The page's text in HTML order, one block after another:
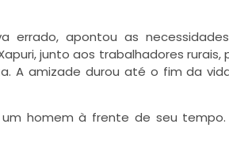
errado, apontou as
junto aos trabalhadores rurais,
A amizade durou até o fim da
homem à frente de seu tempo.